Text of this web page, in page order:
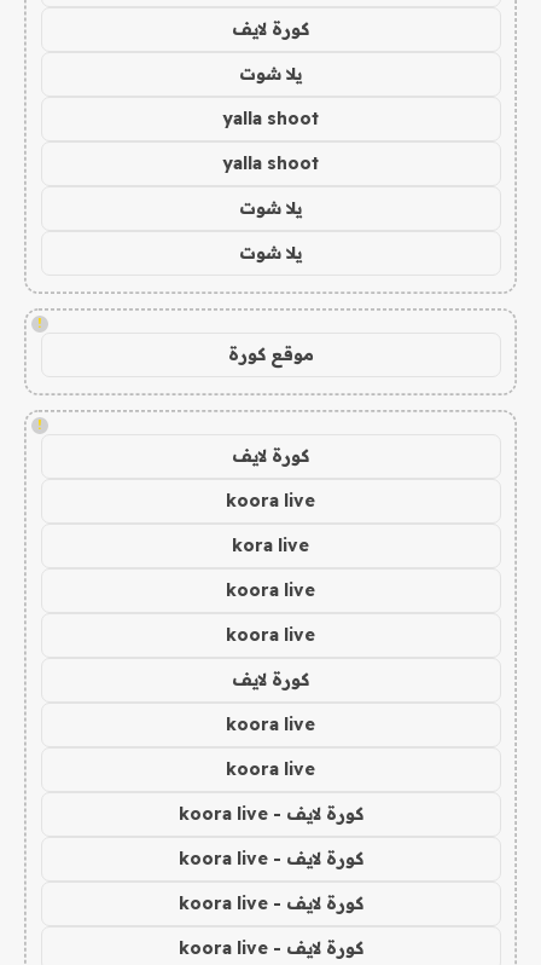
كورة لايف
يلا شوت
yalla shoot
yalla shoot
يلا شوت
يلا شوت
!
موقع كورة
!
كورة لايف
koora live
kora live
koora live
koora live
كورة لايف
koora live
koora live
كورة لايف - koora live
كورة لايف - koora live
كورة لايف - koora live
كورة لايف - koora live